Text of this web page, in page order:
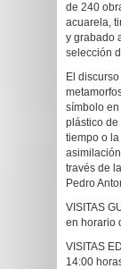
de 240
acuarela,
y grabado
selección
El
símbolo
plástico de
tiempo o
través de
Pedro
VISITAS
en horario
VISITAS
14:00